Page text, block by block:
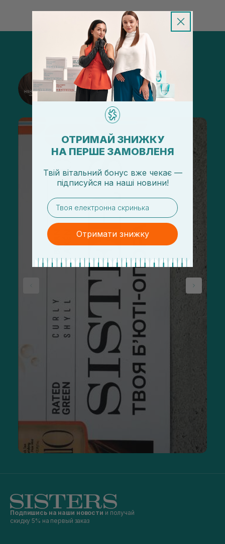
@sisters_stelmakh в Instagram
Подписаться
Подпишись на наши новости и получай
скидку 5% на первый заказ
ОТРИМАЙ ЗНИЖКУ
НА ПЕРШЕ ЗАМОВЛЕНЯ
Твій вітальний бонус вже чекає —
підписуйся на наші новини!
email
Отримати знижку